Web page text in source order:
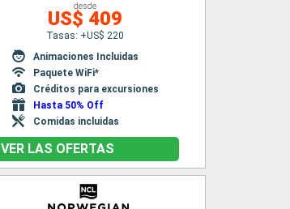
desde
US$ 409
Tasas: +US$ 220
Animaciones Incluidas
Paquete WiFi*
Créditos para excursiones
Hasta 50% Off
Comidas incluidas
VER LAS OFERTAS